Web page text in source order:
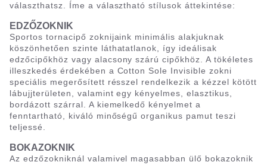
választhatsz. Íme a választható stílusok áttekintése:
EDZŐZOKNIK
Sportos tornacipő zoknijaink minimális alakjuknak
köszönhetően szinte láthatatlanok, így ideálisak
edzőcipőkhöz vagy alacsony szárú cipőkhöz. A tökéletes
illeszkedés érdekében a Cotton Sole Invisible zokni
speciális megerősített résszel rendelkezik a kézzel kötött
lábujjterületen, valamint egy kényelmes, elasztikus,
bordázott szárral. A kiemelkedő kényelmet a
fenntartható, kiváló minőségű organikus pamut teszi
teljessé.
BOKAZOKNIK
Az edzőzokniknál valamivel magasabban ülő bokazoknik